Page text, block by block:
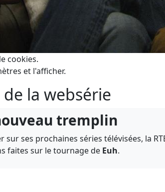
cookies.
et l'afficher.
la websérie
tremplin
sur ses prochaines séries télévisées, la
faites sur le tournage de Euh.